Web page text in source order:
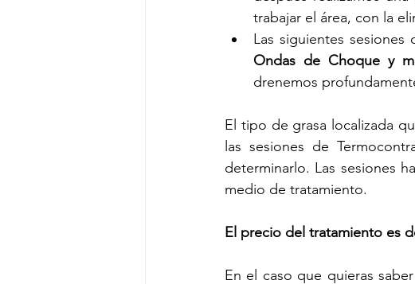
trabajar el área, con la
Las siguientes sesiones
Ondas de Choque y
drenemos
El tipo de grasa localizada
las sesiones de
determinarlo. Las sesiones
medio de tratamiento.
El precio del tratamiento es
En el caso que quieras